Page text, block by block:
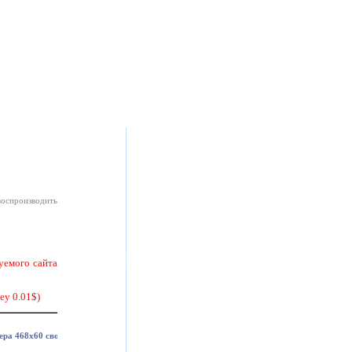
сайта
0.01$)
468x60 свободно